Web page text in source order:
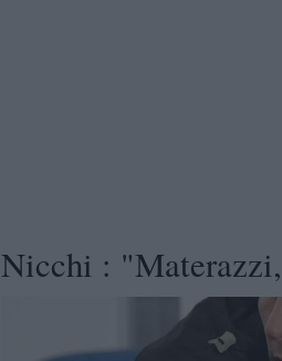
Nicchi :